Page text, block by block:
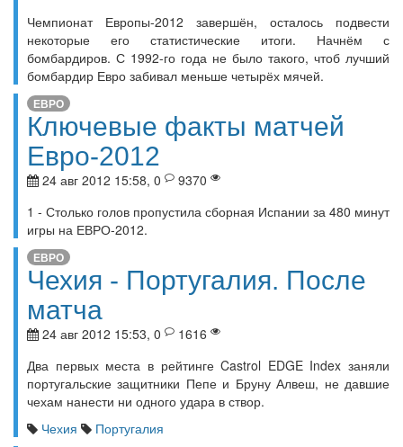
Чемпионат Европы-2012 завершён, осталось подвести
некоторые его статистические итоги. Начнём с
бомбардиров. С 1992-го года не было такого, чтоб лучший
бомбардир Евро забивал меньше четырёх мячей.
ЕВРО
Ключевые факты матчей
Евро-2012
24 авг 2012 15:58, 0
9370
1 - Столько голов пропустила сборная Испании за 480 минут
игры на ЕВРО-2012.
ЕВРО
Чехия - Португалия. После
матча
24 авг 2012 15:53, 0
1616
Два первых места в рейтинге Castrol EDGE Index заняли
португальские защитники Пепе и Бруну Алвеш, не давшие
чехам нанести ни одного удара в створ.
Чехия
Португалия